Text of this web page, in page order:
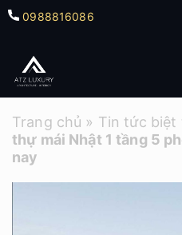
0988816086
Trang chủ » Tin tức biệt
thự mái Nhật 1 tầng 5
nay